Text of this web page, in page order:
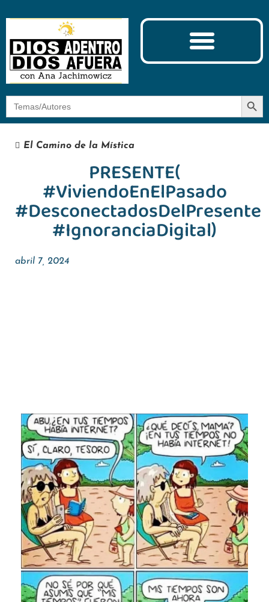
Botón
El Camino de la Mística
PRESENTE(
#ViviendoEnElPasado
#DesconectadosDelPresente
#IgnoranciaDigital)
abril 7, 2024